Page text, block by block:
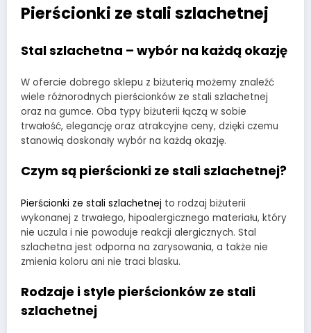
Pierścionki ze stali szlachetnej
Stal szlachetna – wybór na każdą okazję
W ofercie dobrego sklepu z biżuterią możemy znaleźć
wiele różnorodnych pierścionków ze stali szlachetnej
oraz na gumce. Oba typy biżuterii łączą w sobie
trwałość, elegancję oraz atrakcyjne ceny, dzięki czemu
stanowią doskonały wybór na każdą okazję.
Czym są pierścionki ze stali szlachetnej?
Pierścionki ze stali szlachetnej to rodzaj biżuterii
wykonanej z trwałego, hipoalergicznego materiału, który
nie uczula i nie powoduje reakcji alergicznych. Stal
szlachetna jest odporna na zarysowania, a także nie
zmienia koloru ani nie traci blasku.
Rodzaje i style pierścionków ze stali
szlachetnej